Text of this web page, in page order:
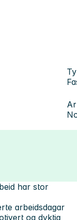
har stor
arbeidsdagar
og dyktig